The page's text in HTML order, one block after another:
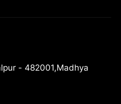
- 482001,Madhya